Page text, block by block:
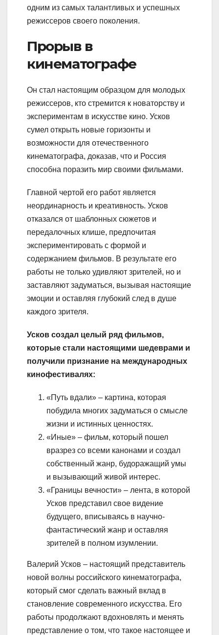
одним из самых талантливых и успешных
режиссеров своего поколения.
Прорыв в
кинематографе
Он стал настоящим образцом для молодых
режиссеров, кто стремится к новаторству и
экспериментам в искусстве кино. Усков
сумел открыть новые горизонты и
возможности для отечественного
кинематографа, доказав, что и Россия
способна поразить мир своими фильмами.
Главной чертой его работ является
неординарность и креативность. Усков
отказался от шаблонных сюжетов и
передалочных клише, предпочитая
экспериментировать с формой и
содержанием фильмов. В результате его
работы не только удивляют зрителей, но и
заставляют задуматься, вызывая настоящие
эмоции и оставляя глубокий след в душе
каждого зрителя.
Усков создал целый ряд фильмов,
которые стали настоящими шедеврами и
получили признание на международных
кинофестивалях:
«Путь вдали» – картина, которая
побудила многих задуматься о смысле
жизни и истинных ценностях.
«Иные» – фильм, который пошел
вразрез со всеми канонами и создал
собственный жанр, будоражащий умы
и вызывающий живой интерес.
«Границы вечности» – лента, в которой
Усков представил свое видение
будущего, вписываясь в научно-
фантастический жанр и оставляя
зрителей в полном изумлении.
Валерий Усков – настоящий представитель
новой волны российского кинематографа,
который смог сделать важный вклад в
становление современного искусства. Его
работы продолжают вдохновлять и менять
представление о том, что такое настоящее и